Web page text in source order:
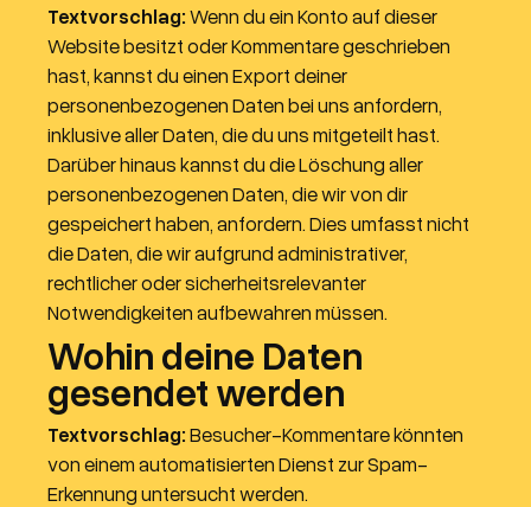
Textvorschlag:Wenn du ein Konto auf dieser
Website besitzt oder Kommentare geschrieben
hast, kannst du einen Export deiner
personenbezogenen Daten bei uns anfordern,
inklusive aller Daten, die du uns mitgeteilt hast.
Darüber hinaus kannst du die Löschung aller
personenbezogenen Daten, die wir von dir
gespeichert haben, anfordern. Dies umfasst nicht
die Daten, die wir aufgrund administrativer,
rechtlicher oder sicherheitsrelevanter
Notwendigkeiten aufbewahren müssen.
Wohin deine Daten
gesendet werden
Textvorschlag:Besucher-Kommentare könnten
von einem automatisierten Dienst zur Spam-
Erkennung untersucht werden.